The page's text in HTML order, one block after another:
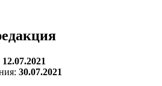
12.07.2021
30.07.2021